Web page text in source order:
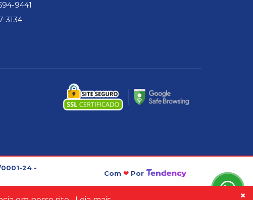
9441
3134
24 -
Com ❤ Por